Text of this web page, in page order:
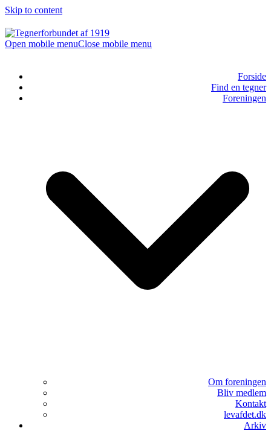
Skip to content
Open mobile menuClose mobile menu
Forside
Find en tegner
Foreningen
Om foreningen
Bliv medlem
Kontakt
levafdet.dk
Arkiv